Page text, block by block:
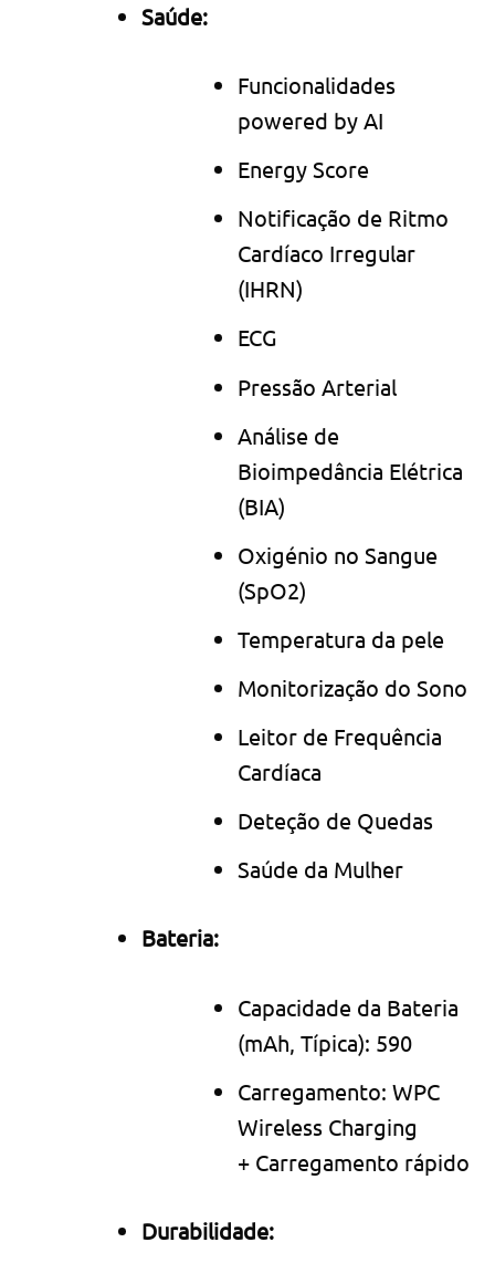
Saúde:
Funcionalidades
powered by AI
Energy Score
Notificação de Ritmo
Cardíaco Irregular
(IHRN)
ECG
Pressão Arterial
Análise de
Bioimpedância Elétrica
(BIA)
Oxigénio no Sangue
(SpO2)
Temperatura da pele
Monitorização do Sono
Leitor de Frequência
Cardíaca
Deteção de Quedas
Saúde da Mulher
Bateria:
Capacidade da Bateria
(mAh, Típica): 590
Carregamento: WPC
Wireless Charging
+ Carregamento rápido
Durabilidade: